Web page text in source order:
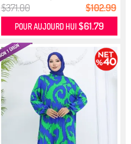
$371.00 $102.99
POUR AUJOURD HUI$61.79